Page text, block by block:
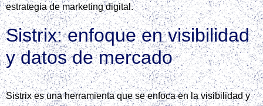
estrategia de marketing digital.
Sistrix: enfoque en visibilidad
y datos de mercado
Sistrix es una herramienta que se enfoca en la visibilidad y